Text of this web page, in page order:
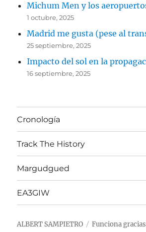
Michum Men y los
1 octubre, 2025
Madrid me gusta (pese al
25 septiembre, 2025
Impacto del sol en la
16 septiembre, 2025
Cronología
Track The History
Margudgued
EA3GIW
ALBERT SAMPIETRO Funciona